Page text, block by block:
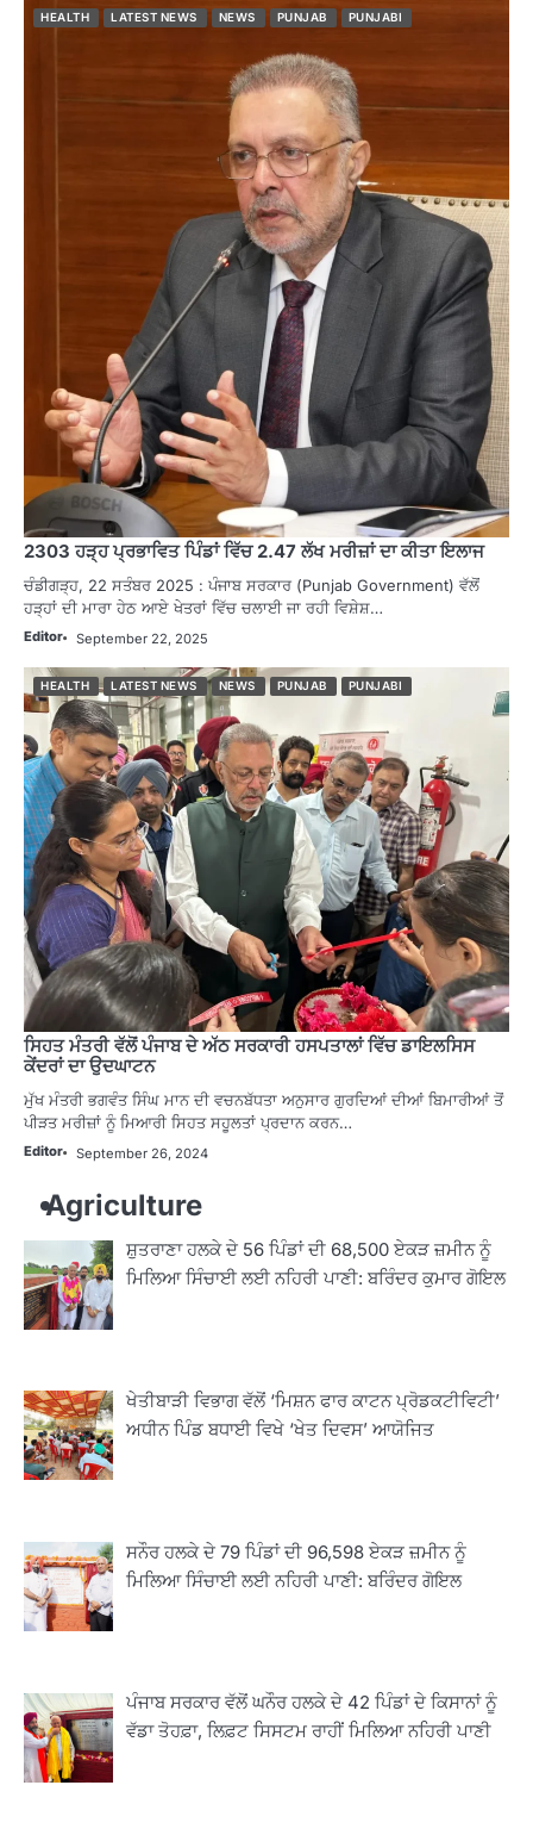
HEALTH LATEST NEWS NEWS PUNJAB PUNJABI
2303 ਹੜ੍ਹ ਪ੍ਰਭਾਵਿਤ ਪਿੰਡਾਂ ਵਿੱਚ 2.47 ਲੱਖ ਮਰੀਜ਼ਾਂ ਦਾ ਕੀਤਾ ਇਲਾਜ
ਚੰਡੀਗੜ੍ਹ, 22 ਸਤੰਬਰ 2025 : ਪੰਜਾਬ ਸਰਕਾਰ (Punjab Government) ਵੱਲੋਂ
ਹੜ੍ਹਾਂ ਦੀ ਮਾਰਾ ਹੇਠ ਆਏ ਖੇਤਰਾਂ ਵਿੱਚ ਚਲਾਈ ਜਾ ਰਹੀ ਵਿਸ਼ੇਸ਼…
Editor September 22, 2025
HEALTH LATEST NEWS NEWS PUNJAB PUNJABI
ਸਿਹਤ ਮੰਤਰੀ ਵੱਲੋਂ ਪੰਜਾਬ ਦੇ ਅੱਠ ਸਰਕਾਰੀ ਹਸਪਤਾਲਾਂ ਵਿੱਚ ਡਾਇਲਸਿਸ
ਕੇਂਦਰਾਂ ਦਾ ਉਦਘਾਟਨ
ਮੁੱਖ ਮੰਤਰੀ ਭਗਵੰਤ ਸਿੰਘ ਮਾਨ ਦੀ ਵਚਨਬੱਧਤਾ ਅਨੁਸਾਰ ਗੁਰਦਿਆਂ ਦੀਆਂ ਬਿਮਾਰੀਆਂ ਤੋਂ
ਪੀੜਤ ਮਰੀਜ਼ਾਂ ਨੂੰ ਮਿਆਰੀ ਸਿਹਤ ਸਹੂਲਤਾਂ ਪ੍ਰਦਾਨ ਕਰਨ…
Editor September 26, 2024
Agriculture
ਸ਼ੁਤਰਾਣਾ ਹਲਕੇ ਦੇ 56 ਪਿੰਡਾਂ ਦੀ 68,500 ਏਕੜ ਜ਼ਮੀਨ ਨੂੰ
ਮਿਲਿਆ ਸਿੰਚਾਈ ਲਈ ਨਹਿਰੀ ਪਾਣੀ: ਬਰਿੰਦਰ ਕੁਮਾਰ ਗੋਇਲ
ਖੇਤੀਬਾੜੀ ਵਿਭਾਗ ਵੱਲੋਂ ‘ਮਿਸ਼ਨ ਫਾਰ ਕਾਟਨ ਪ੍ਰੋਡਕਟੀਵਿਟੀ’
ਅਧੀਨ ਪਿੰਡ ਬਧਾਈ ਵਿਖੇ ‘ਖੇਤ ਦਿਵਸ’ ਆਯੋਜਿਤ
ਸਨੌਰ ਹਲਕੇ ਦੇ 79 ਪਿੰਡਾਂ ਦੀ 96,598 ਏਕੜ ਜ਼ਮੀਨ ਨੂੰ
ਮਿਲਿਆ ਸਿੰਚਾਈ ਲਈ ਨਹਿਰੀ ਪਾਣੀ: ਬਰਿੰਦਰ ਗੋਇਲ
ਪੰਜਾਬ ਸਰਕਾਰ ਵੱਲੋਂ ਘਨੌਰ ਹਲਕੇ ਦੇ 42 ਪਿੰਡਾਂ ਦੇ ਕਿਸਾਨਾਂ ਨੂੰ
ਵੱਡਾ ਤੋਹਫ਼ਾ, ਲਿਫ਼ਟ ਸਿਸਟਮ ਰਾਹੀਂ ਮਿਲਿਆ ਨਹਿਰੀ ਪਾਣੀ
2